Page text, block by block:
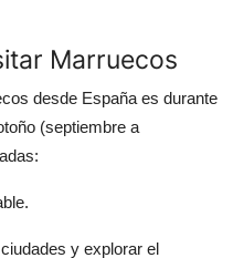
Marruecos
desde España es durante
(septiembre a
y explorar el